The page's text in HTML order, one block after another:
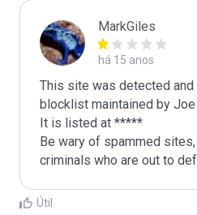
MarkGiles
há 15 anos
This site was detected
blocklist maintained by Joe
It is listed at *****
Be wary of spammed
criminals who are out to
Útil